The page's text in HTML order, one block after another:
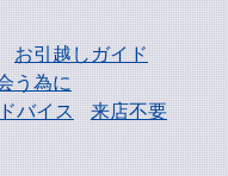
お引越しガイド
う為に
バイス
来店不要